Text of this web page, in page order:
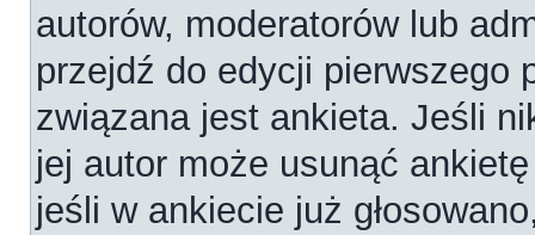
autorów, moderatorów lub
przejdź do edycji pierwszego
związana jest ankieta. Jeśli
jej autor może usunąć
jeśli w ankiecie już